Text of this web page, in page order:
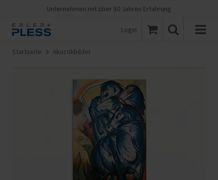
Unternehmen mit über 50 Jahren Erfahrung
Login
Startseite Akustikbilder